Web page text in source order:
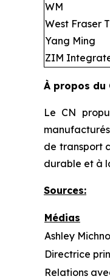
WM
West Fraser
Yang Ming
ZIM
À propos du
Le CN
de transport
durable et à
Sources:
Médias
Ashley
Directrice
Relations